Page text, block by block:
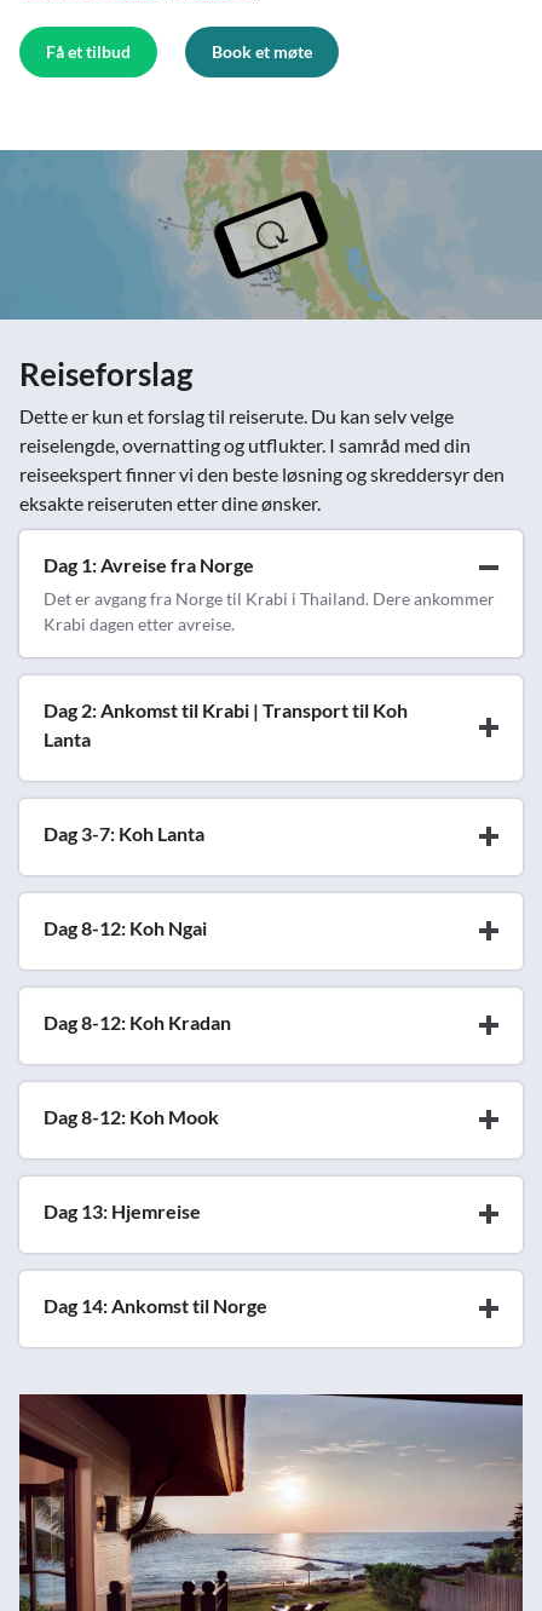
Få et tilbud Book et møte
Reiseforslag
Dette er kun et forslag til reiserute. Du kan selv velge
reiselengde, overnatting og utflukter. I samråd med din
reiseekspert finner vi den beste løsning og skreddersyr den
eksakte reiseruten etter dine ønsker.
Dag 1: Avreise fra Norge
Det er avgang fra Norge til Krabi i Thailand. Dere ankommer
Krabi dagen etter avreise.
Dag 2: Ankomst til Krabi | Transport til Koh
Lanta
Dag 3-7: Koh Lanta
Dag 8-12: Koh Ngai
Dag 8-12: Koh Kradan
Dag 8-12: Koh Mook
Dag 13: Hjemreise
Dag 14: Ankomst til Norge